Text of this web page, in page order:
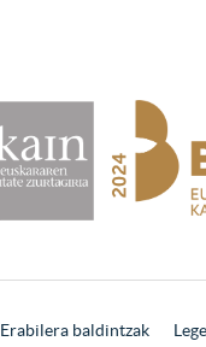
Erabilera baldintzak